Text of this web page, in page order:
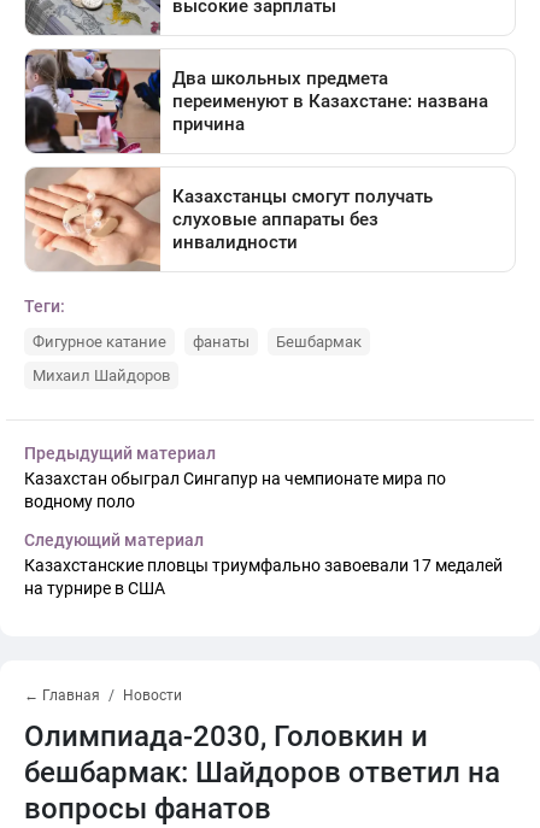
Теги:
Фигурное катание фанаты
Бешбармак
Михаил Шайдоров
Предыдущий материал
Казахстан обыграл Сингапур на чемпионате мира по
водному поло
Следующий материал
Казахстанские пловцы триумфально завоевали 17 медалей
на турнире в США
← Главная Новости
Олимпиада-2030, Головкин и
бешбармак: Шайдоров ответил на
вопросы фанатов